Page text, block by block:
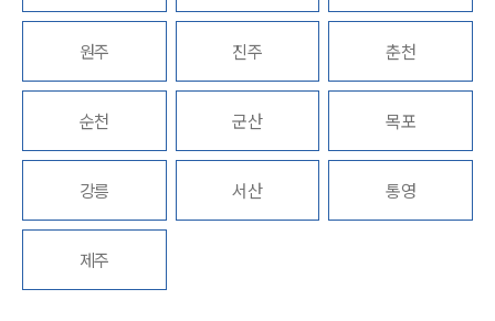
언론보도
공지사항
법률 블로그
법률서식
세미나
대륜법률상담예약
원주 진주 춘천
순천 군산 목포
강릉 서산 통영
제주